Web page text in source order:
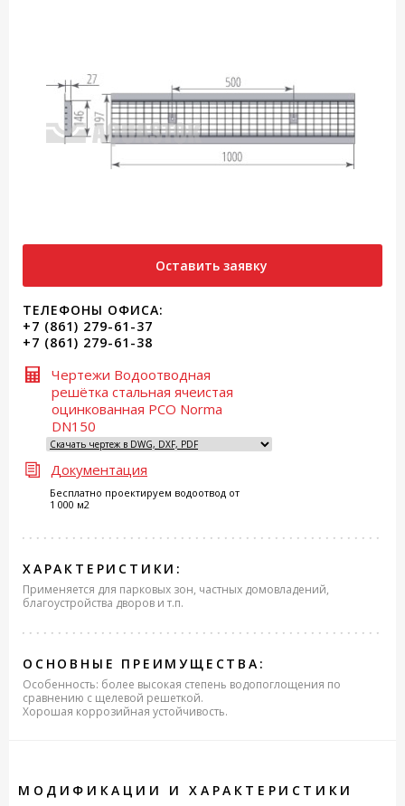
Оставить заявку
ТЕЛЕФОНЫ ОФИСА:
+7 (861) 279-61-37
+7 (861) 279-61-38
Чертежи Водоотводная
решётка стальная ячеистая
оцинкованная РСО Norma
DN150
Документация
Бесплатно проектируем водоотвод от
1 000 м2
ХАРАКТЕРИСТИКИ:
Применяется для парковых зон, частных домовладений,
благоустройства дворов и т.п.
ОСНОВНЫЕ ПРЕИМУЩЕСТВА:
Особенность: более высокая степень водопоглощения по
сравнению с щелевой решеткой.
Хорошая коррозийная устойчивость.
МОДИФИКАЦИИ И ХАРАКТЕРИСТИКИ